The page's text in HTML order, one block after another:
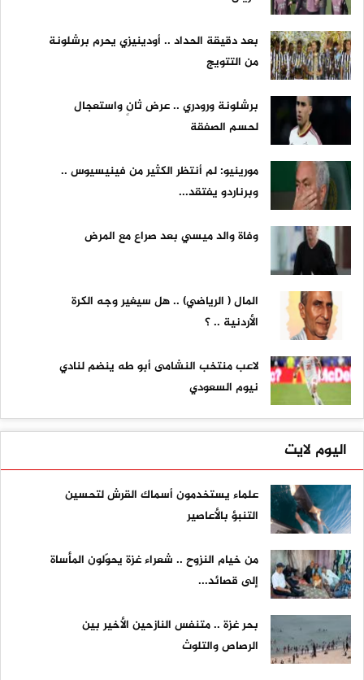
بعد دقيقة الحداد .. أودينيزي يحرم برشلونة
من التتويج
برشلونة ورودري .. عرض ثانٍ واستعجال
لحسم الصفقة
مورينيو: لم أنتظر الكثير من فينيسيوس ..
وبرناردو يفتقد...
وفاة والد ميسي بعد صراع مع المرض
المال ( الرياضي) .. هل سيغير وجه الكرة
الأردنية .. ؟
لاعب منتخب النشامى أبو طه ينضم لنادي
نيوم السعودي
اليوم لايت
علماء يستخدمون أسماك القرش لتحسين
التنبؤ بالأعاصير
من خيام النزوح .. شعراء غزة يحوّلون المأساة
إلى قصائد...
بحر غزة .. متنفس النازحين الأخير بين
الرصاص والتلوث